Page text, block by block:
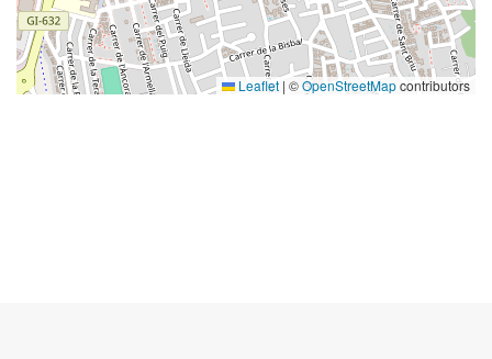
Leaflet | ©OpenStreetMapcontributors